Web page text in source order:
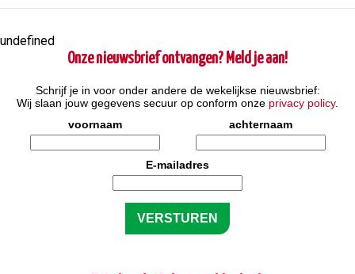
undefined
Onze nieuwsbrief ontvangen? Meld je aan!
Schrijf je in voor onder andere de wekelijkse nieuwsbrief:
Wij slaan jouw gegevens secuur op conform onze privacy policy.
voornaam
achternaam
E-mailadres